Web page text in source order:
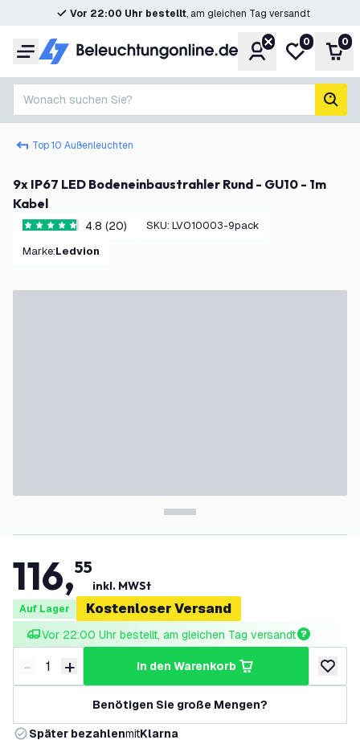
Vor 22:00 Uhr bestellt, am gleichen Tag versandt
Menü KontoMeine
0 0
Wonach suchen Sie?
Top 10 Außenleuchten
9x IP67 LED Bodeneinbaustrahler Rund - GU10 - 1m
Kabel
4.8 Bewertungssterne
4.8 (20) SKU: LVO10003-9pack
Marke: Ledvion
116,55
inkl. MWSt
Auf Lager Kostenloser Versand
Vor 22:00 Uhr bestellt, am gleichen Tag versandt
Menge verringern
- Menge erhöhen
+ in den Warenkorb
zur
Benötigen Sie große Mengen?
Später bezahlenmitKlarna